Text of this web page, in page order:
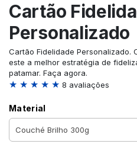
Cartão
Personalizado
Cartão Fidelidade Personalizado.
este a melhor estratégia de
patamar. Faça agora.
★ ★ ★ ★ ★ 8 avaliações
Material